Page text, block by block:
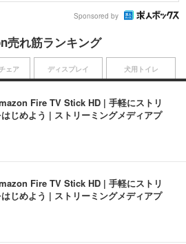
Sponsored by
売れ筋ランキング
Fire TV Stick HD | 手軽にストリ
じめよう | ストリーミングメディアプ
Fire TV Stick HD | 手軽にストリ
じめよう | ストリーミングメディアプ
ェア ディスプレイ 犬用トイレ